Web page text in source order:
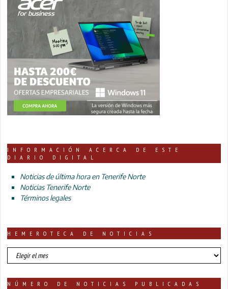
INFORMACIÓN ACERCA DE ESTE
DIARIO DIGITAL
Noticias de última hora en Tenerife Norte
Noticias Tenerife Norte
Términos legales
HEMEROTECA DE NOTICIAS
HEMEROTECA
DE
NÚMERO DE NOTICIAS PUBLICADAS